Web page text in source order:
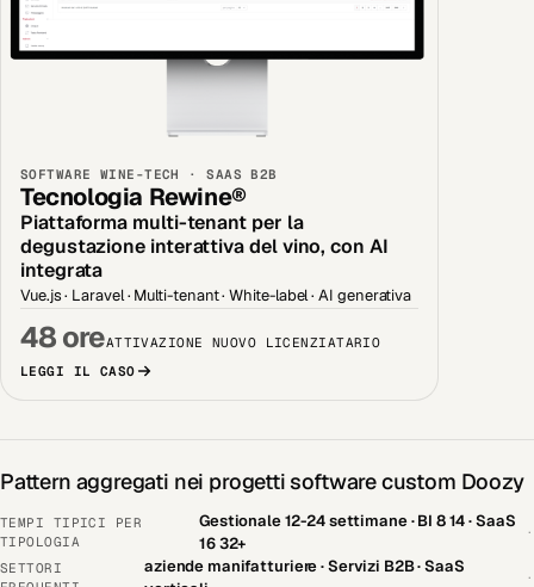
SOFTWARE WINE-TECH · SAAS B2B
Tecnologia Rewine®
Piattaforma multi-tenant per la
degustazione interattiva del vino, con AI
integrata
Vue.js · Laravel · Multi-tenant · White-label · AI generativa
48 oreATTIVAZIONE NUOVO LICENZIATARIO
LEGGI IL CASO
Pattern aggregati nei progetti software custom Doozy
TEMPI TIPICI PER
TIPOLOGIA
Gestionale 12-24 settimane · BI 8 14 · SaaS
16 32+
·
SETTORI
aziende manifatturiere · Servizi B2B · SaaS
·